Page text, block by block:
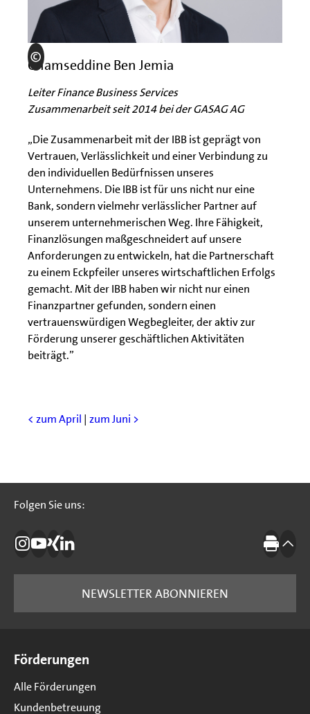
Chamseddine Ben Jemia
Leiter Finance Business Services
Zusammenarbeit seit 2014 bei der GASAG AG
„Die Zusammenarbeit mit der IBB ist geprägt von
Vertrauen, Verlässlichkeit und einer Verbindung zu
den individuellen Bedürfnissen unseres
Unternehmens. Die IBB ist für uns nicht nur eine
Bank, sondern vielmehr verlässlicher Partner auf
unserem unternehmerischen Weg. Ihre Fähigkeit,
Finanzlösungen maßgeschneidert auf unsere
Anforderungen zu entwickeln, hat die Partnerschaft
zu einem Eckpfeiler unseres wirtschaftlichen Erfolgs
gemacht. Mit der IBB haben wir nicht nur einen
Finanzpartner gefunden, sondern einen
vertrauenswürdigen Wegbegleiter, der aktiv zur
Förderung unserer geschäftlichen Aktivitäten
beiträgt.”
< zum April | zum Juni >
Folgen Sie uns:
Folgen Sie uns:
Die IBB auf Instagram
Die IBB auf YouTube
Die IBB auf Xing
Die IBB auf LinkedIn Drucken
NEWSLETTER ABONNIEREN
Förderungen
Alle Förderungen
Kundenbetreuung